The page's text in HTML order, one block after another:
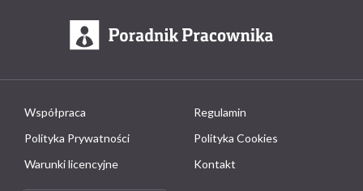
Współpraca
Regulamin
Polityka Prywatności
Polityka Cookies
Warunki licencyjne
Kontakt